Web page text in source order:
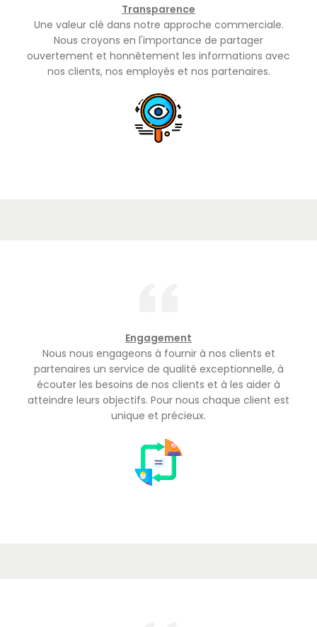
Transparence
Une valeur clé dans notre approche commerciale.
Nous croyons en l'importance de partager
ouvertement et honnêtement les informations avec
nos clients, nos employés et nos partenaires.
Engagement
Nous nous engageons à fournir à nos clients et
partenaires un service de qualité exceptionnelle, à
écouter les besoins de nos clients et à les aider à
atteindre leurs objectifs. Pour nous chaque client est
unique et précieux.